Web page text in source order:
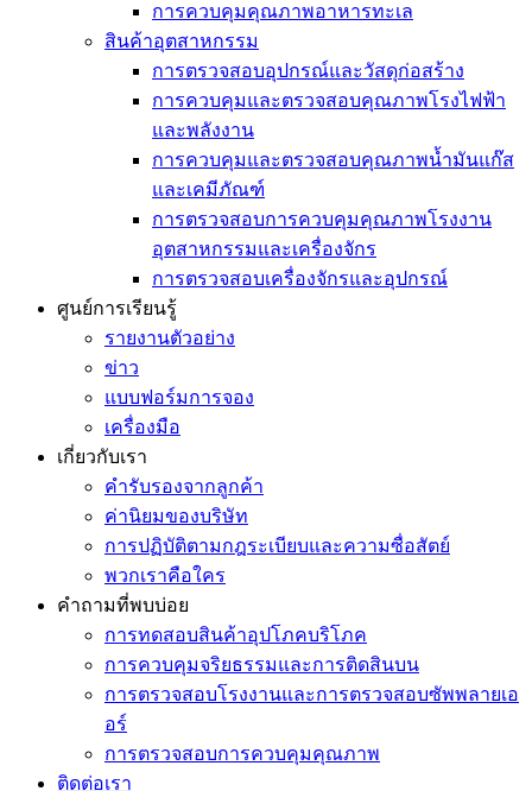
การควบคุมคุณภาพอาหารทะเล
สินค้าอุตสาหกรรม
การตรวจสอบอุปกรณ์และวัสดุก่อสร้าง
การควบคุมและตรวจสอบคุณภาพโรงไฟฟ้า
และพลังงาน
การควบคุมและตรวจสอบคุณภาพน้ำมันแก๊ส
และเคมีภัณฑ์
การตรวจสอบการควบคุมคุณภาพโรงงาน
อุตสาหกรรมและเครื่องจักร
การตรวจสอบเครื่องจักรและอุปกรณ์
ศูนย์การเรียนรู้
รายงานตัวอย่าง
ข่าว
แบบฟอร์มการจอง
เครื่องมือ
เกี่ยวกับเรา
คำรับรองจากลูกค้า
ค่านิยมของบริษัท
การปฏิบัติตามกฎระเบียบและความซื่อสัตย์
พวกเราคือใคร
คำถามที่พบบ่อย
การทดสอบสินค้าอุปโภคบริโภค
การควบคุมจริยธรรมและการติดสินบน
การตรวจสอบโรงงานและการตรวจสอบซัพพลายเอ
อร์
การตรวจสอบการควบคุมคุณภาพ
ติดต่อเรา